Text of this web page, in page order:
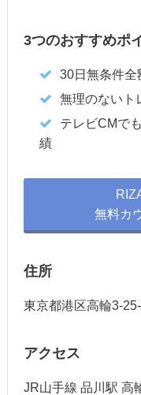
3つのおすすめポ
30日無条件全
無理のないト
テレビCMで
績
無料カ
住所
東京都港区高輪3-
アクセス
JR山手線 品川駅 高